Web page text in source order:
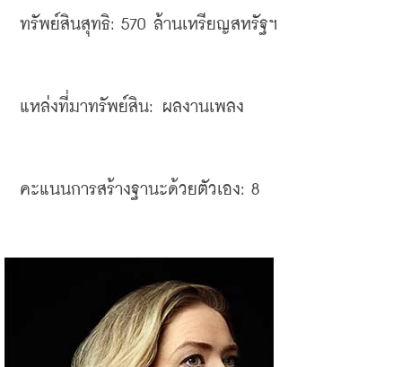
ทรัพย์สินสุทธิ: 570 ล้านเหรียญสหรัฐฯ
แหล่งที่มาทรัพย์สิน: ผลงานเพลง
คะแนนการสร้างฐานะด้วยตัวเอง: 8